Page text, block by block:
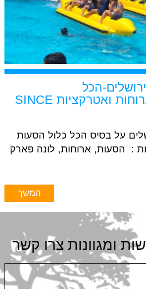
הכל
כלול,הסעות,ארוחות ואטרקציות SINCE
על בסיס הכל כלול הסעות
: הסעות, ארוחות, לונה פארק
המשך
ומגוונות צרו קשר